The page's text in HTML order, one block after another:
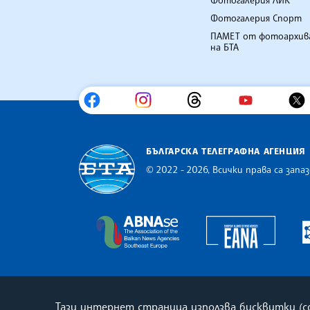
Фотогалерия Спорт
ПАМЕТ от
на БТА
БЪЛГАРСКА ТЕЛЕГРАФНА АГЕНЦИЯ
© 2022 - 2026, Всички права са
The Assocoation of the
Тази интернет страница използва бисквитки